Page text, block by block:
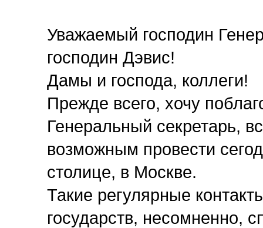
Уважаемый господин
господин Дэвис!
Дамы и господа, коллеги!
Прежде всего, хочу
Генеральный секретарь,
возможным провести
столице, в Москве.
Такие регулярные
государств, несомненно,